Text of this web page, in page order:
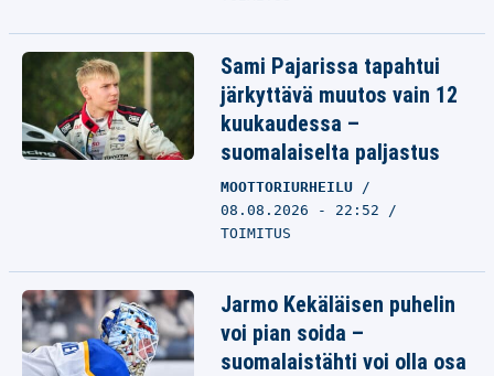
Sami Pajarissa tapahtui
järkyttävä muutos vain 12
kuukaudessa –
suomalaiselta paljastus
MOOTTORIURHEILU
08.08.2026 - 22:52
TOIMITUS
Jarmo Kekäläisen puhelin
voi pian soida –
suomalaistähti voi olla osa